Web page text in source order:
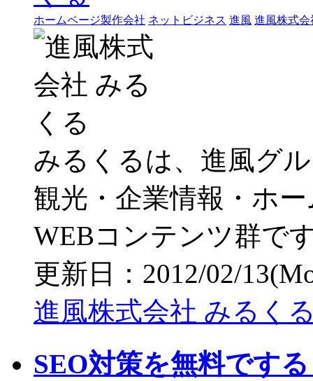
ホームページ製作会社 ネットビジネス 進風 進風株式会
みるくるは、進風グ
観光・企業情報・ホ
WEBコンテンツ群で
更新日：2012/02/
進風株式会社 みるく
SEO対策を無料です